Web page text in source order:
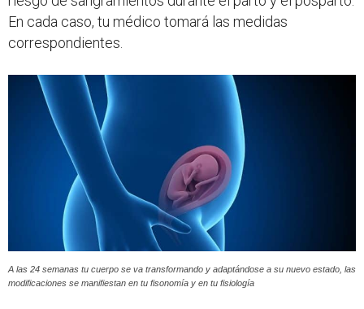
En cada caso, tu médico tomará las medidas
correspondientes.
A las 24 semanas tu cuerpo se va transformando y adaptándose a su nuevo estado, las
modificaciones se manifiestan en tu fisonomía y en tu fisiología